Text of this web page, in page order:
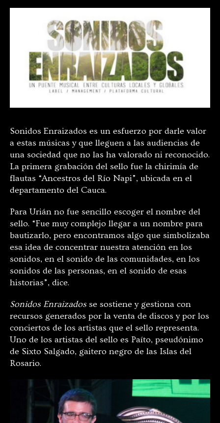
Sonidos Enraizados es un esfuerzo por darle valor
a estas músicas y que lleguen a las audiencias de
una sociedad que no las ha valorado ni reconocido.
La primera grabación del sello fue la chirimía de
flautas “Ancestros del Río Napi”, ubicada en el
departamento del Cauca.
Para Urián no fue sencillo escoger el nombre del
sello. “Fue muy complejo llegar a un nombre para
bautizarlo, pero encontramos algo que simbolizaba
esa idea de concentrar nuestra atención en los
sonidos, en el sonido de las comunidades, en los
sonidos de las personas, en el sonido de esas
historias”, dice.
Sonidos Enraizados se sostiene y gestiona con
recursos generados por la venta de discos y por los
conciertos de los artistas que el sello representa.
Uno de los artistas del sello es Paíto, pseudónimo
de Sixto Salgado, gaitero negro de las Islas del
Rosario.